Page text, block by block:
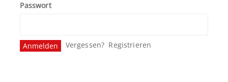
n
Passwort
Vergessen? Registrieren